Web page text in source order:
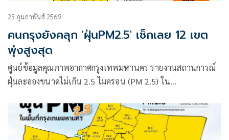
23 กุมภาพันธ์ 2569
คนกรุงยังคลุก 'ฝุ่นPM2.5' เช็กเลย 12 เขต
พุ่งสูงสุด
ศูนย์ข้อมูลคุณภาพอากาศกรุงเทพมหานคร รายงานสถานการณ์
ฝุ่นละอองขนาดไม่เกิน 2.5 ไมครอน (PM 2.5) ใน